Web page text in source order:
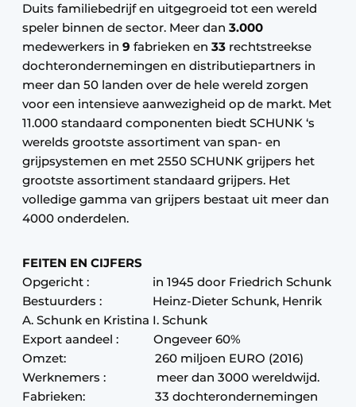
Duits familiebedrijf en uitgegroeid tot een wereld
speler binnen de sector. Meer dan 3.000
medewerkers in 9 fabrieken en 33 rechtstreekse
dochterondernemingen en distributiepartners in
meer dan 50 landen over de hele wereld zorgen
voor een intensieve aanwezigheid op de markt. Met
11.000 standaard componenten biedt SCHUNK ‘s
werelds grootste assortiment van span- en
grijpsystemen en met 2550 SCHUNK grijpers het
grootste assortiment standaard grijpers. Het
volledige gamma van grijpers bestaat uit meer dan
4000 onderdelen.
FEITEN EN CIJFERS
Opgericht : in 1945 door Friedrich Schunk
Bestuurders : Heinz-Dieter Schunk, Henrik
A. Schunk en Kristina I. Schunk
Export aandeel : Ongeveer 60%
Omzet: 260 miljoen EURO (2016)
Werknemers : meer dan 3000 wereldwijd.
Fabrieken: 33 dochterondernemingen